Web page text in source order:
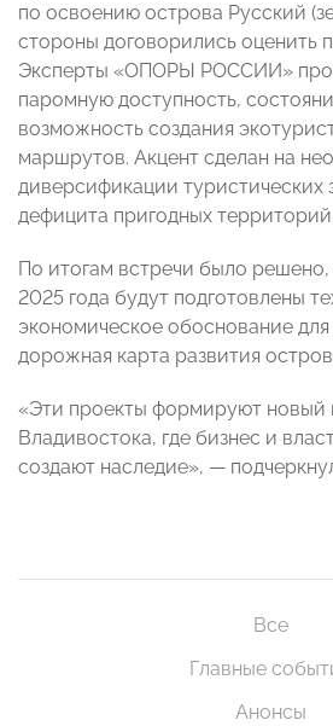
по освоению острова Русский
стороны договорились оценить
Эксперты «ОПОРЫ РОССИИ»
паромную доступность,
возможность создания
маршрутов. Акцент сделан на
диверсификации туристических
дефицита пригодных территорий.
По итогам встречи было
2025 года будут подготовлены
экономическое обоснование
дорожная карта развития
«Эти проекты формируют новый
Владивостока, где бизнес и
создают наследие», —
Все
Главные
Анонсы